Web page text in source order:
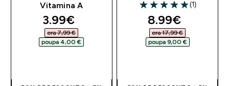
Vitamina A
discounted price
3.99€‎
era 7,99 €‎
poupa 4,00 €‎
5 out of 5 stars
(1)
discounted
8.99€‎
era 17,99 €‎
poupa 9,00 €‎